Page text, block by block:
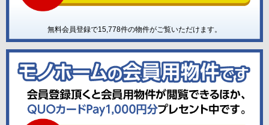
無料会員登録で15,778件の物件がご覧いただけます。